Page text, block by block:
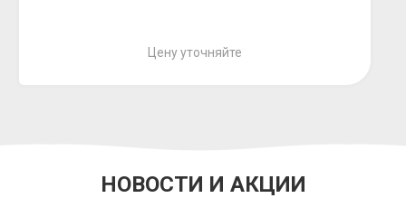
Цену уточняйте
НОВОСТИ И АКЦИИ